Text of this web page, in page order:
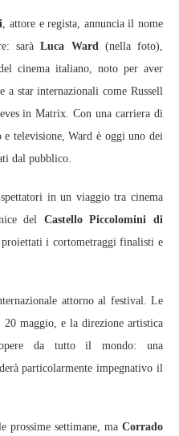
, attore e regista, annuncia il nome
saràLuca Ward (nella foto),
cinema italiano, noto per aver
a star internazionali come Russell
in Matrix. Con una carriera di
e televisione, Ward è oggi uno dei
dal pubblico.
in un viaggio tra cinema
del Castello Piccolomini di
proiettati i cortometraggi finalisti e
attorno al festival. Le
maggio, e la direzione artistica
da tutto il mondo: una
particolarmente impegnativo il
prossime settimane, ma Corrado